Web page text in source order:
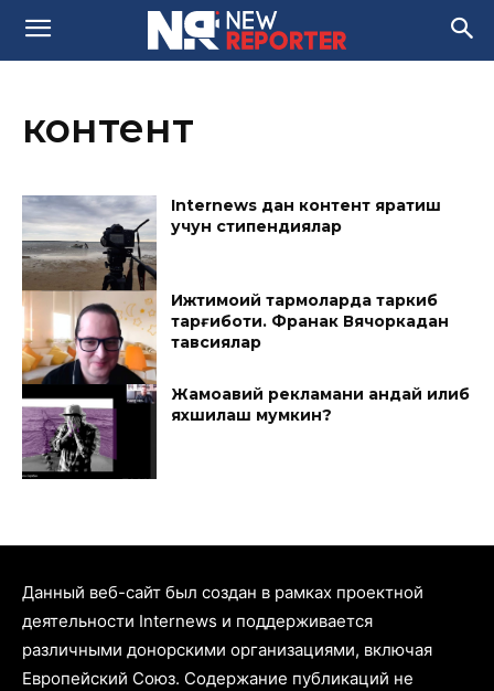
контент
Internews дан контент яратиш
учун стипендиялар
Ижтимоий тармоқларда таркиб
тарғиботи. Франак Вячоркадан
тавсиялар
Жамоавий рекламани қандай қилиб
яхшилаш мумкин?
Данный веб-сайт был создан в рамках проектной
деятельности Internews и поддерживается
различными донорскими организациями, включая
Европейский Союз. Содержание публикаций не